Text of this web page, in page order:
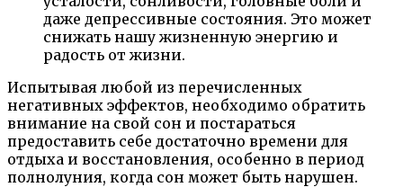
даже депрессивные состояния. Это может
снижать нашу жизненную энергию и
радость от жизни.
Испытывая любой из перечисленных
негативных эффектов, необходимо обратить
внимание на свой сон и постараться
предоставить себе достаточно времени для
отдыха и восстановления, особенно в период
полнолуния, когда сон может быть нарушен.